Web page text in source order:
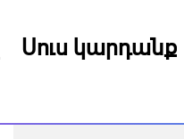
Սուս կարդանք